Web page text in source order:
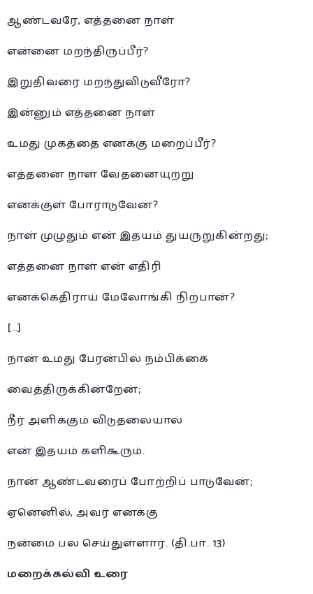
ஆண்டவரே, எத்தனை நாள்
என்னை மறந்திருப்பீர்?
இறுதிவரை மறந்துவிடுவீரோ?
இன்னும் எத்தனை நாள்
உமது முகத்தை எனக்கு மறைப்பீர்?
எத்தனை நாள் வேதனையுற்று
எனக்குள் போராடுவேன்?
நாள் முழுதும் என் இதயம் துயருறுகின்றது;
எத்தனை நாள் என் எதிரி
எனக்கெதிராய் மேலோங்கி நிற்பான்?
[…]
நான் உமது பேரன்பில் நம்பிக்கை
வைத்திருக்கின்றேன்;
நீர் அளிக்கும் விடுதலையால்
என் இதயம் களிகூரும்.
நான் ஆண்டவரைப் போற்றிப் பாடுவேன்;
ஏனெனில், அவர் எனக்கு
நன்மை பல செய்துள்ளார். (தி.பா. 13)
மறைக்கல்வி உரை